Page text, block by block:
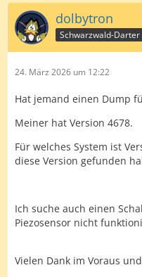
dolbytron
Schwarzwald-Darter
24. März 2026 um 12:22
Hat jemand einen Dump
Meiner hat Version 4678.
Für welches System ist
diese Version gefunden
Ich suche auch einen
Piezosensor nicht
Vielen Dank im Voraus